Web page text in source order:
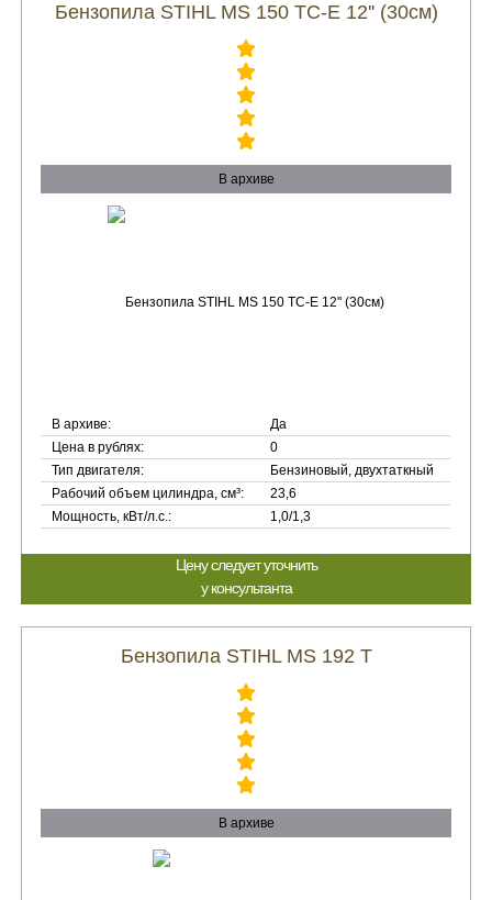
Бензопила STIHL MS 150 TC-E 12'' (30см)
В архиве
В архиве:
Да
Цена в рублях:
0
Тип двигателя:
Бензиновый, двухтаткный
Рабочий объем цилиндра, см³:
23,6
Мощность, кВт/л.с.:
1,0/1,3
Цену следует уточнить
у консультанта
Бензопила STIHL MS 192 T
В архиве